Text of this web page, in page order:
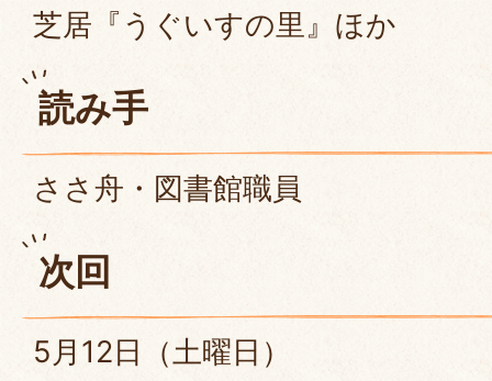
芝居『うぐいすの里』ほか
読み手
ささ舟・図書館職員
次回
5月12日（土曜日）